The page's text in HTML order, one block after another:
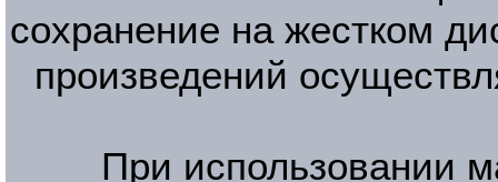
сохранение на жестком
произведений
При использовании